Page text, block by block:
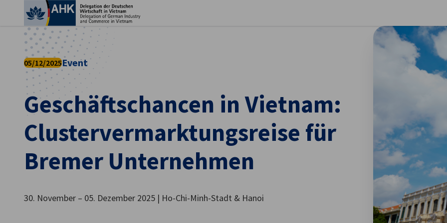
Geschäftschancen in Vietnam:
Clustervermarktungsreise für
Bremer Unternehmen
05/12/2025Event
30. November – 05. Dezember 2025 | Ho-Chi-Minh-Stadt & Hanoi